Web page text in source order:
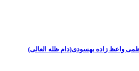
واعظ زاده بهسودی(دام ظله العالی)